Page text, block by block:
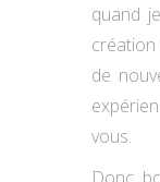
quand
création
de
vous.